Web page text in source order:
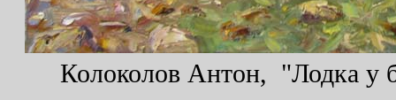
Колоколов Антон, "Лодка у